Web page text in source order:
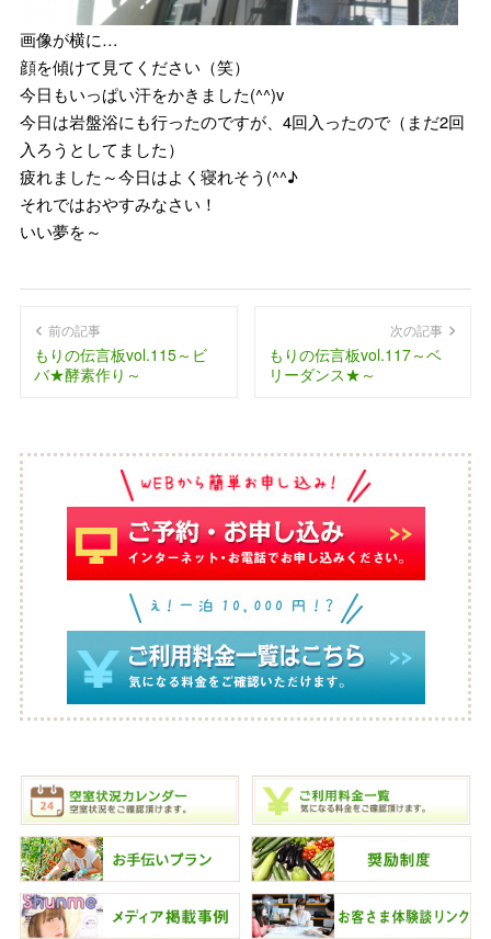
画像が横に…
顔を傾けて見てください（笑）
今日もいっぱい汗をかきました(^^)v
今日は岩盤浴にも行ったのですが、4回入ったので（まだ2回
入ろうとしてました）
疲れました～今日はよく寝れそう(^^♪
それではおやすみなさい！
いい夢を～
前の記事
もりの伝言板vol.115～ビ
バ★酵素作り～
次の記事
もりの伝言板vol.117～ベ
リーダンス★～